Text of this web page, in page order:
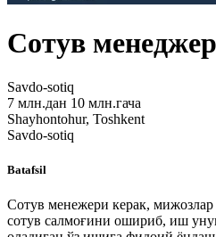
Сотув
Savdo-sotiq
7 млн.дан 10 млн.гача
Shayhontohur, Toshkent
Savdo-sotiq
Batafsil
Сотув менежери керак, мижозлар
сотув салмоғини ошириб, иш